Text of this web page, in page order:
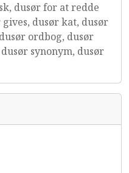
dusør for at redde
dusør kat, dusør
ordbog, dusør
synonym, dusør